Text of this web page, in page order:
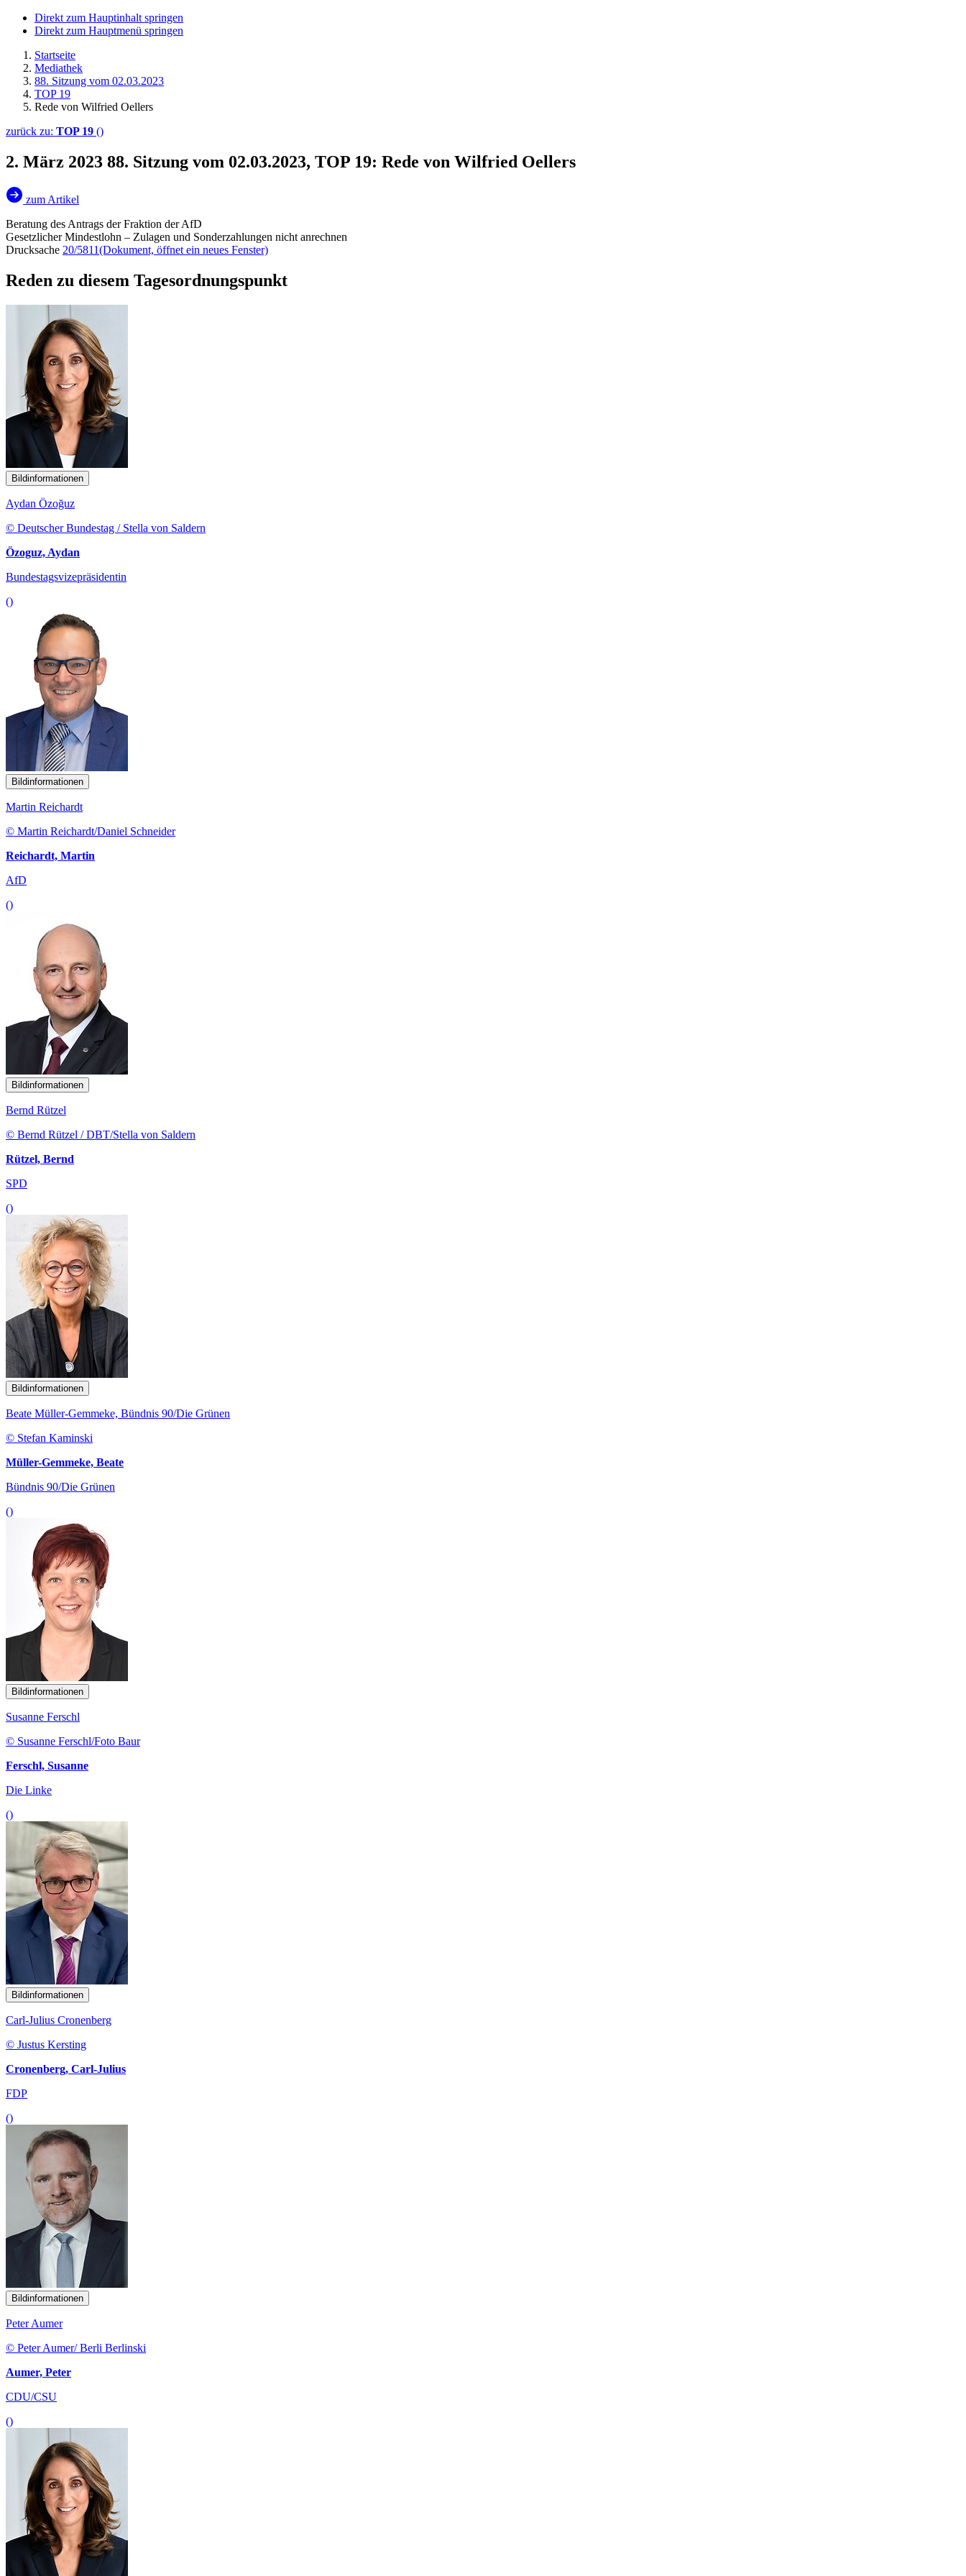
Direkt zum Hauptinhalt springen
Direkt zum Hauptmenü springen
Startseite
Mediathek
88. Sitzung vom 02.03.2023
TOP 19
Rede von Wilfried Oellers
zurück zu: TOP 19 ()
2. März 2023 88. Sitzung vom 02.03.2023, TOP 19: Rede von Wilfried Oellers
zum Artikel
Beratung des Antrags der Fraktion der AfD
Gesetzlicher Mindestlohn – Zulagen und Sonderzahlungen nicht anrechnen
Drucksache 20/5811(Dokument, öffnet ein neues Fenster)
Reden zu diesem Tagesordnungspunkt
Bildinformationen
Aydan Özoğuz
© Deutscher Bundestag / Stella von Saldern
Özoguz, Aydan
Bundestagsvizepräsidentin
()
Bildinformationen
Martin Reichardt
© Martin Reichardt/Daniel Schneider
Reichardt, Martin
AfD
()
Bildinformationen
Bernd Rützel
© Bernd Rützel / DBT/Stella von Saldern
Rützel, Bernd
SPD
()
Bildinformationen
Beate Müller-Gemmeke, Bündnis 90/Die Grünen
© Stefan Kaminski
Müller-Gemmeke, Beate
Bündnis 90/Die Grünen
()
Bildinformationen
Susanne Ferschl
© Susanne Ferschl/Foto Baur
Ferschl, Susanne
Die Linke
()
Bildinformationen
Carl-Julius Cronenberg
© Justus Kersting
Cronenberg, Carl-Julius
FDP
()
Bildinformationen
Peter Aumer
© Peter Aumer/ Berli Berlinski
Aumer, Peter
CDU/CSU
()